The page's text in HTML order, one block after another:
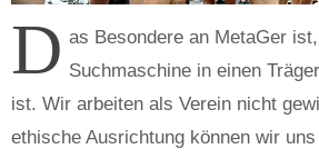
D as Besondere an MetaGer
Suchmaschine in einen
ist. Wir arbeiten als Verein nicht
ethische Ausrichtung können wir